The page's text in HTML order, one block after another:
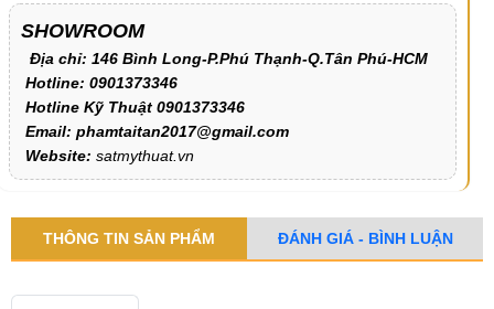
SHOWROOM
Địa chỉ: 146 Bình Long-P.Phú Thạnh-Q.Tân Phú-HCM
Hotline: 0901373346
Hotline Kỹ Thuật 0901373346
Email: phamtaitan2017@gmail.com
Website: satmythuat.vn
THÔNG TIN SẢN PHẨM ĐÁNH GIÁ - BÌNH LUẬN